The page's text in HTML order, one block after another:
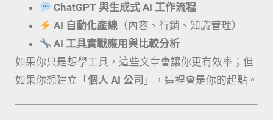
ChatGPT 與生成式 AI 工作流程
AI 自動化產線 （內容、行銷、知識管理）
AI 工具實戰應用與比較分析
如果你只是想學工具，這些文章會讓你更有效率；但
如果你想建立「 個人 AI 公司 」，這裡會是你的起點。